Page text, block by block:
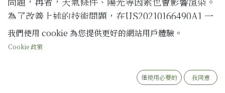
為了改善上述的技術問題，在US20210166490A1 一
案中，其係透過計算機設備先獲取由至少一個
捕獲的真實世界場景環境的傳感器數據，接著，至少
環境的虛擬內容，之後，確定渲染的虛擬內容
將被投影到的環境區域的一種或多種顏色或照明信
我們使用 cookie 為您提供更好的網站用戶體驗。
Cookie 政策
僅使用必要的 我同意